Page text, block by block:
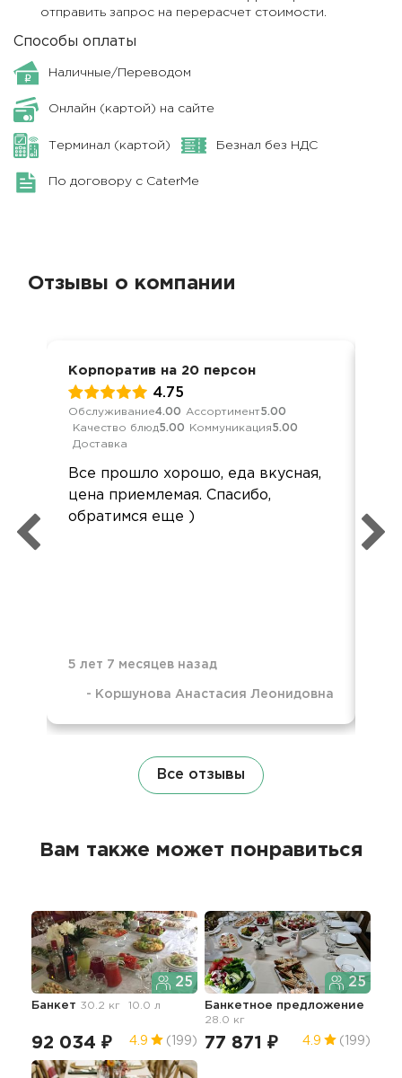
отправить запрос на перерасчет стоимости.
Способы оплаты
Наличные/Переводом
Онлайн (картой) на сайте
Терминал (картой) Безнал без НДС
По договору с CaterMe
Отзывы о компании
Корпоратив на 20 персон
4.75
Обслуживание4.00 Ассортимент5.00
Качество блюд5.00 Коммуникация5.00
Доставка
Все прошло хорошо, еда вкусная,
цена приемлемая. Спасибо,
обратимся еще )
5 лет 7 месяцев назад
- Коршунова Анастасия Леонидовна
Все отзывы
Вам также может понравиться
25
Банкет 30.2 кг 10.0 л
92 034 ₽ 4.9 (199)
25
Банкетное предложение
28.0 кг
77 871 ₽ 4.9 (199)